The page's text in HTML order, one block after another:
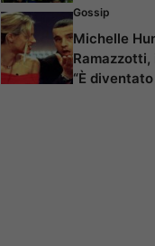
Gossip
Michelle
“È